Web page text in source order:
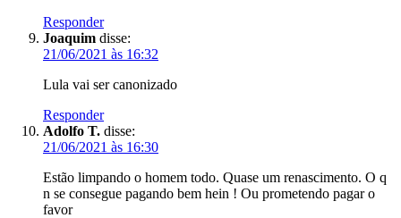
Responder
Joaquim disse:
21/06/2021 às 16:32
Lula vai ser canonizado
Responder
Adolfo T. disse:
21/06/2021 às 16:30
Estão limpando o homem todo. Quase um renascimento. O q
n se consegue pagando bem hein ! Ou prometendo pagar o
favor